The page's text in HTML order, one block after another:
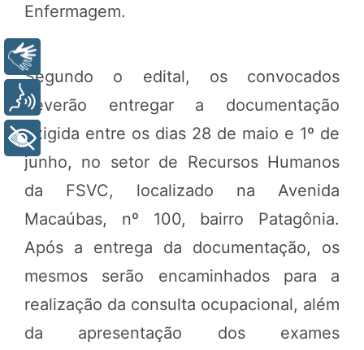
Enfermagem.
Segundo o edital, os convocados
deverão entregar a documentação
exigida entre os dias 28 de maio e 1º de
junho, no setor de Recursos Humanos
da FSVC, localizado na Avenida
Macaúbas, nº 100, bairro Patagônia.
Após a entrega da documentação, os
mesmos serão encaminhados para a
realização da consulta ocupacional, além
da apresentação dos exames
Voz
+ Acessibilidade